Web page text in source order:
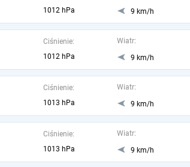
1012 hPa
9 km/h
Ciśnienie:
1012 hPa
Wiatr:
9 km/h
Ciśnienie:
1013 hPa
Wiatr:
9 km/h
Ciśnienie:
1013 hPa
Wiatr:
9 km/h